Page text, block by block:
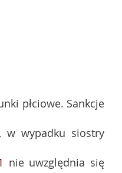
płciowe. Sankcje
w wypadku siostry
nie uwzględnia się